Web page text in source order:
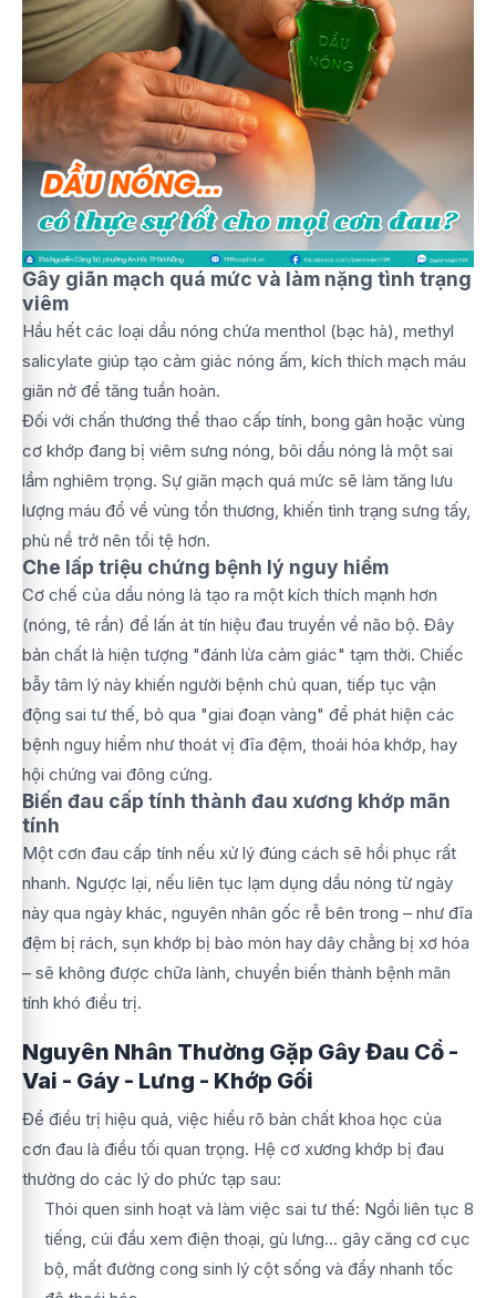
Gây giãn mạch quá mức và làm nặng tình trạng
viêm
Hầu hết các loại dầu nóng chứa menthol (bạc hà), methyl
salicylate giúp tạo cảm giác nóng ấm, kích thích mạch máu
giãn nở để tăng tuần hoàn.
Đối với chấn thương thể thao cấp tính, bong gân hoặc vùng
cơ khớp đang bị viêm sưng nóng, bôi dầu nóng là một sai
lầm nghiêm trọng. Sự giãn mạch quá mức sẽ làm tăng lưu
lượng máu đổ về vùng tổn thương, khiến tình trạng sưng tấy,
phù nề trở nên tồi tệ hơn.
Che lấp triệu chứng bệnh lý nguy hiểm
Cơ chế của dầu nóng là tạo ra một kích thích mạnh hơn
(nóng, tê rần) để lấn át tín hiệu đau truyền về não bộ. Đây
bản chất là hiện tượng "đánh lừa cảm giác" tạm thời. Chiếc
bẫy tâm lý này khiến người bệnh chủ quan, tiếp tục vận
động sai tư thế, bỏ qua "giai đoạn vàng" để phát hiện các
bệnh nguy hiểm như thoát vị đĩa đệm, thoái hóa khớp, hay
hội chứng vai đông cứng.
Biến đau cấp tính thành đau xương khớp mãn
tính
Một cơn đau cấp tính nếu xử lý đúng cách sẽ hồi phục rất
nhanh. Ngược lại, nếu liên tục lạm dụng dầu nóng từ ngày
này qua ngày khác, nguyên nhân gốc rễ bên trong – như đĩa
đệm bị rách, sụn khớp bị bào mòn hay dây chằng bị xơ hóa
– sẽ không được chữa lành, chuyển biến thành bệnh mãn
tính khó điều trị.
Nguyên Nhân Thường Gặp Gây Đau Cổ -
Vai - Gáy - Lưng - Khớp Gối
Để điều trị hiệu quả, việc hiểu rõ bản chất khoa học của
cơn đau là điều tối quan trọng. Hệ cơ xương khớp bị đau
thường do các lý do phức tạp sau:
Thói quen sinh hoạt và làm việc sai tư thế: Ngồi liên tục 8
tiếng, cúi đầu xem điện thoại, gù lưng... gây căng cơ cục
bộ, mất đường cong sinh lý cột sống và đẩy nhanh tốc